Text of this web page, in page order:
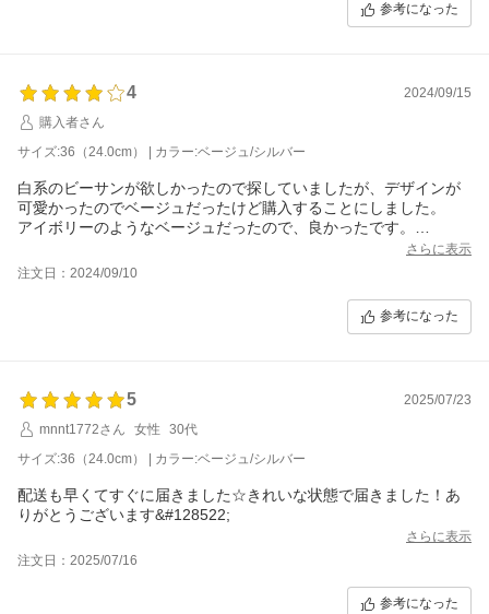
参考になった
4
2024/09/15
購入者さん
サイズ:36（24.0cm） | カラー:ベージュ/シルバー
白系のビーサンが欲しかったので探していましたが、デザインが
可愛かったのでベージュだったけど購入することにしました。
アイボリーのようなベージュだったので、良かったです。
少し気になるのは、ハートが大きすぎて…なんか恥ずかしいで
す。
トングにガッツリ当たらない感じでゆるく履くとちょうどよく…
さらに表示
注文日：2024/09/10
参考になった
5
2025/07/23
mnnt1772さん
女性
30代
サイズ:36（24.0cm） | カラー:ベージュ/シルバー
配送も早くてすぐに届きました☆きれいな状態で届きました！あ
りがとうございます&#128522;
さらに表示
注文日：2025/07/16
参考になった